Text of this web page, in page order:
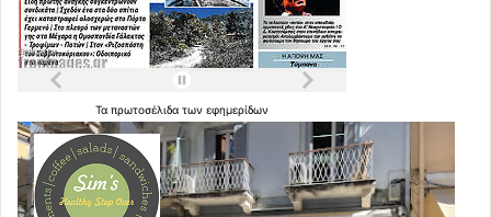
Τα πρωτοσέλιδα των εφημερίδων